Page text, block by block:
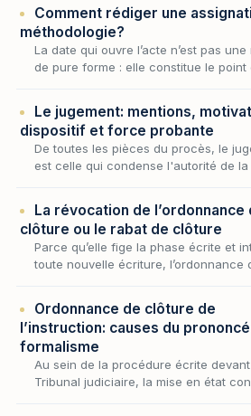
Comment rédiger une
méthodologie?
La date qui ouvre l’acte n’est pas une
de pure forme : elle constitue le point
Le jugement: mentions,
dispositif et force probante
De toutes les pièces du procès, le
est celle qui condense l'autorité de la
sout…
La révocation de l’ordonnance
clôture ou le rabat de clôture
Parce qu’elle fige la phase écrite et
toute nouvelle écriture, l’ordonnance
vienne…
Ordonnance de clôture de
l’instruction: causes du
formalisme
Au sein de la procédure écrite
Tribunal judiciaire, la mise en état